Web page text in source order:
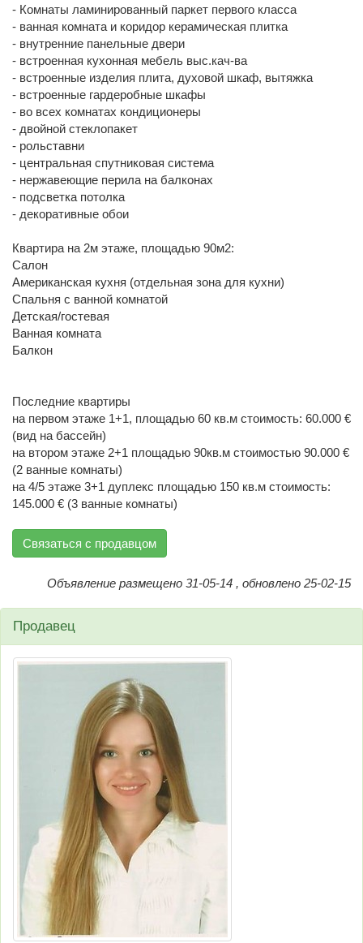
- Комнаты ламинированный паркет первого класса
- ванная комната и коридор керамическая плитка
- внутренние панельные двери
- встроенная кухонная мебель выс.кач-ва
- встроенные изделия плита, духовой шкаф, вытяжка
- встроенные гардеробные шкафы
- во всех комнатах кондиционеры
- двойной стеклопакет
- рольставни
- центральная спутниковая система
- нержавеющие перила на балконах
- подсветка потолка
- декоративные обои
Квартира на 2м этаже, площадью 90м2:
Салон
Американская кухня (отдельная зона для кухни)
Спальня с ванной комнатой
Детская/гостевая
Ванная комната
Балкон
Последние квартиры
на первом этаже 1+1, площадью 60 кв.м стоимость: 60.000 €
(вид на бассейн)
на втором этаже 2+1 площадью 90кв.м стоимостью 90.000 €
(2 ванные комнаты)
на 4/5 этаже 3+1 дуплекс площадью 150 кв.м стоимость:
145.000 € (3 ванные комнаты)
Связаться с продавцом
Объявление размещено 31-05-14 , обновлено 25-02-15
Продавец